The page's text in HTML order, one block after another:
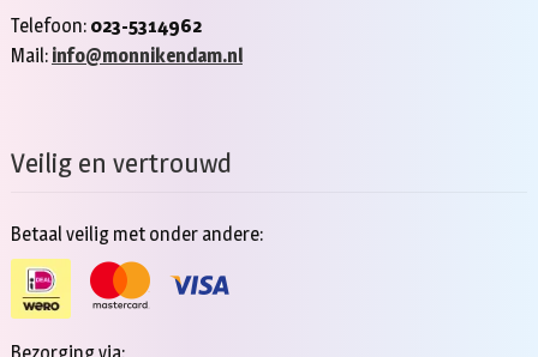
Telefoon: 023-5314962
Mail: info@monnikendam.nl
Veilig en vertrouwd
Betaal veilig met onder andere: